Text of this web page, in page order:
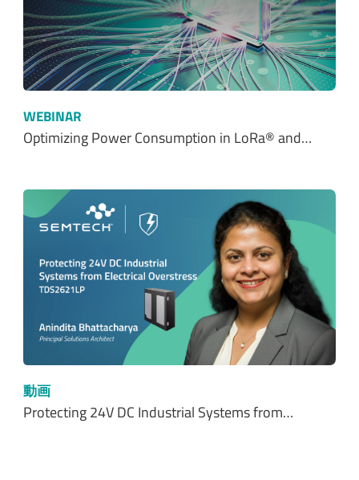
WEBINAR
Optimizing Power Consumption in LoRa® and…
動画
Protecting 24V DC Industrial Systems from…